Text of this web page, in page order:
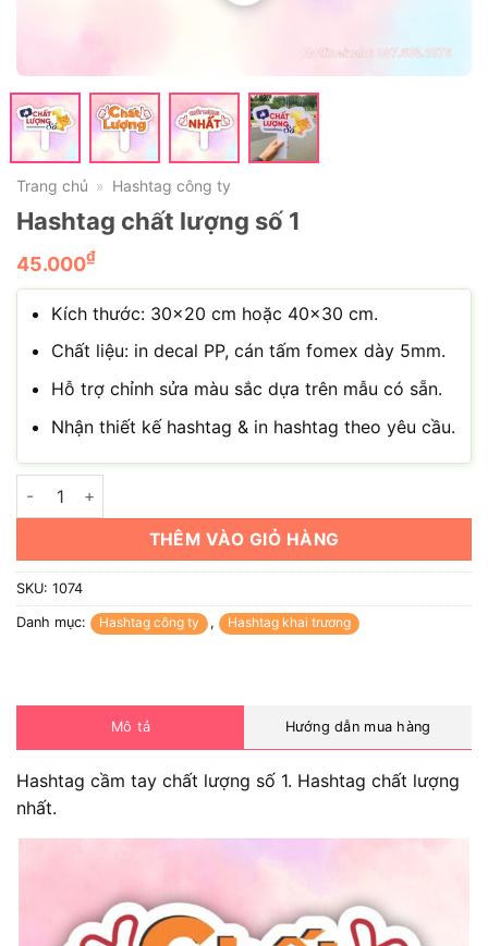
Trang chủ » Hashtag công ty
Hashtag chất lượng số 1
45.000₫
Kích thước: 30×20 cm hoặc 40×30 cm.
Chất liệu: in decal PP, cán tấm fomex dày 5mm.
Hỗ trợ chỉnh sửa màu sắc dựa trên mẫu có sẵn.
Nhận thiết kế hashtag & in hashtag theo yêu cầu.
Hashtag chất lượng số 1 số lượng
THÊM VÀO GIỎ HÀNG
SKU: 1074
Danh mục: Hashtag công ty , Hashtag khai trương
Mô tả Hướng dẫn mua hàng
Hashtag cầm tay chất lượng số 1. Hashtag chất lượng
nhất.